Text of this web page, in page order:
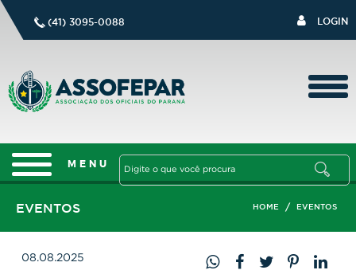
(41) 3095-0088 LOGIN
EVENTOS HOME / EVENTOS
08.08.2025